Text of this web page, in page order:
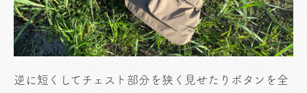
逆に短くしてチェスト部分を狭く見せたりボタンを全